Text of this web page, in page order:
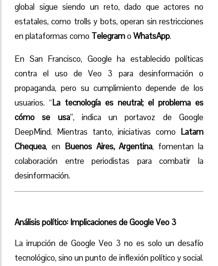
global sigue siendo un reto, dado que actores no
estatales, como trolls y bots, operan sin restricciones
en plataformas como TelegramoWhatsApp.
En San Francisco, Google ha establecido políticas
contra el uso de Veo 3 para desinformación o
propaganda, pero su cumplimiento depende de los
usuarios. “La tecnología es neutral; el problema es
cómo se usa”, indica un portavoz de Google
DeepMind. Mientras tanto, iniciativas como Latam
Chequea, en Buenos Aires, Argentina, fomentan la
colaboración entre periodistas para combatir la
desinformación.
Análisis político: Implicaciones de Google Veo 3
La irrupción de Google Veo 3 no es solo un desafío
tecnológico, sino un punto de inflexión político y social.